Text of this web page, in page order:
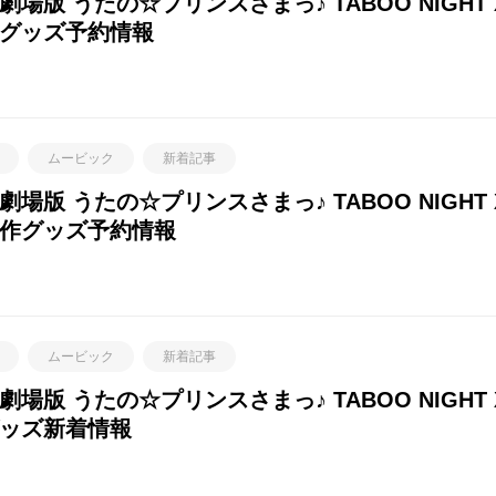
ッズ予約情報
ムービック 新着記事
場版 うたの☆プリンスさまっ♪ TABOO
グッズ予約情報
ムービック 新着記事
場版 うたの☆プリンスさまっ♪ TABOO
ズ新着情報